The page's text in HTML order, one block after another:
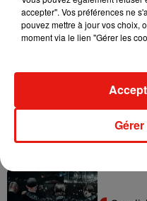
6 août
Il y a
3 août
Fred
leur
accepter". Vos préférences ne
pouvez mettre à jour vos choix,
moment via le lien "Gérer les